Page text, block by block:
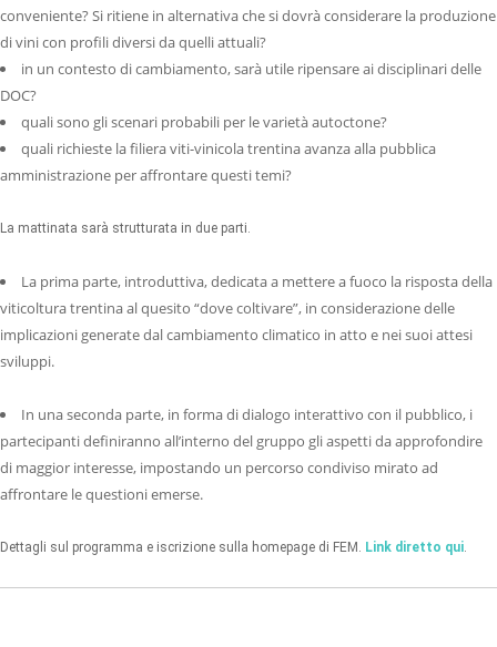
conveniente? Si ritiene in alternativa che si dovrà considerare la produzione
di vini con profili diversi da quelli attuali?
in un contesto di cambiamento, sarà utile ripensare ai disciplinari delle
DOC?
quali sono gli scenari probabili per le varietà autoctone?
quali richieste la filiera viti-vinicola trentina avanza alla pubblica
amministrazione per affrontare questi temi?
La mattinata sarà strutturata in due parti.
La prima parte, introduttiva, dedicata a mettere a fuoco la risposta della
viticoltura trentina al quesito “dove coltivare”, in considerazione delle
implicazioni generate dal cambiamento climatico in atto e nei suoi attesi
sviluppi.
In una seconda parte, in forma di dialogo interattivo con il pubblico, i
partecipanti definiranno all’interno del gruppo gli aspetti da approfondire
di maggior interesse, impostando un percorso condiviso mirato ad
affrontare le questioni emerse.
Dettagli sul programma e iscrizione sulla homepage di FEM. Link diretto qui.